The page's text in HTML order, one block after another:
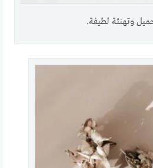
وتهنئة لطيفة.